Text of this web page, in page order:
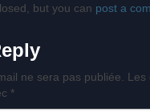
but you can post a
ne sera pas publiée.
Les
*